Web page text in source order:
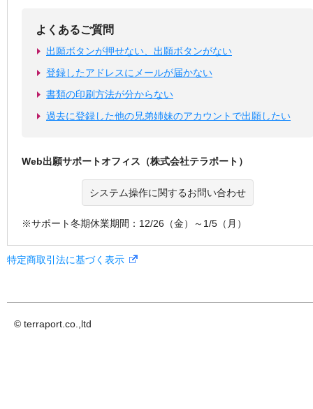
よくあるご質問
出願ボタンが押せない、出願ボタンがない
登録したアドレスにメールが届かない
書類の印刷方法が分からない
過去に登録した他の兄弟姉妹のアカウントで出願したい
Web出願サポートオフィス（株式会社テラポート）
システム操作に関するお問い合わせ
※サポート冬期休業期間：12/26（金）～1/5（月）
特定商取引法に基づく表示
© terraport.co.,ltd